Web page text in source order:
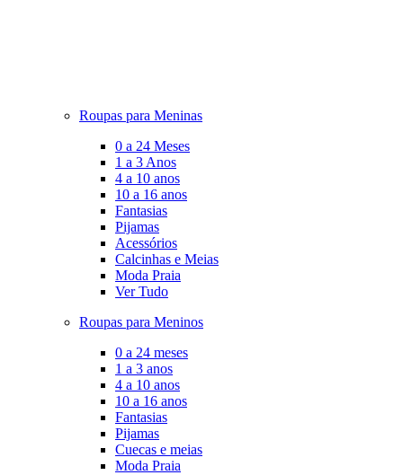
Roupas para Meninas
0 a 24 Meses
1 a 3 Anos
4 a 10 anos
10 a 16 anos
Fantasias
Pijamas
Acessórios
Calcinhas e Meias
Moda Praia
Ver Tudo
Roupas para Meninos
0 a 24 meses
1 a 3 anos
4 a 10 anos
10 a 16 anos
Fantasias
Pijamas
Cuecas e meias
Moda Praia